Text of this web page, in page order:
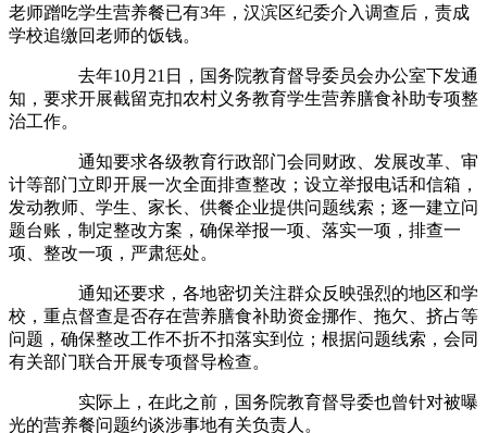
老师蹭吃学生营养餐已有3年，汉滨区纪委介入调查后，责成
学校追缴回老师的饭钱。
去年10月21日，国务院教育督导委员会办公室下发通
知，要求开展截留克扣农村义务教育学生营养膳食补助专项整
治工作。
通知要求各级教育行政部门会同财政、发展改革、审
计等部门立即开展一次全面排查整改；设立举报电话和信箱，
发动教师、学生、家长、供餐企业提供问题线索；逐一建立问
题台账，制定整改方案，确保举报一项、落实一项，排查一
项、整改一项，严肃惩处。
通知还要求，各地密切关注群众反映强烈的地区和学
校，重点督查是否存在营养膳食补助资金挪作、拖欠、挤占等
问题，确保整改工作不折不扣落实到位；根据问题线索，会同
有关部门联合开展专项督导检查。
实际上，在此之前，国务院教育督导委也曾针对被曝
光的营养餐问题约谈涉事地有关负责人。